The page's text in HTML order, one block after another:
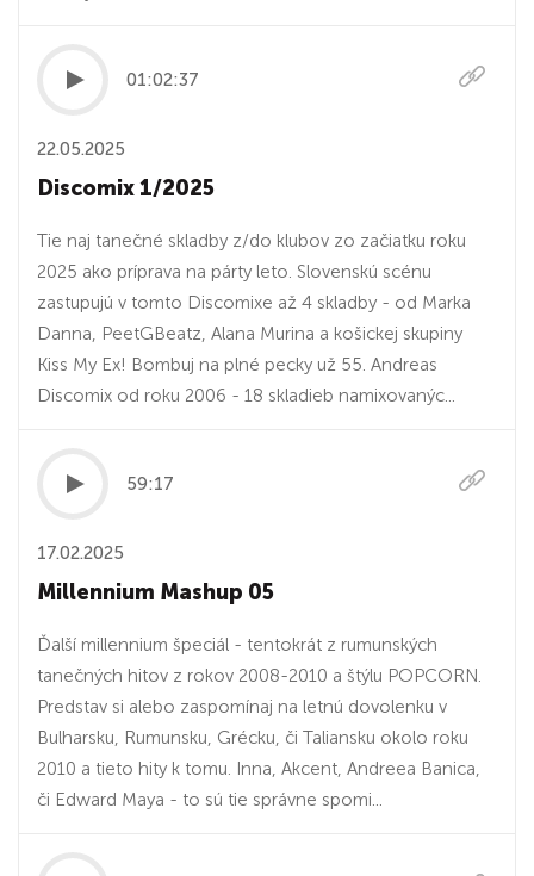
01:02:37
22.05.2025
Discomix 1/2025
Tie naj tanečné skladby z/do klubov zo začiatku roku
2025 ako príprava na párty leto. Slovenskú scénu
zastupujú v tomto Discomixe až 4 skladby - od Marka
Danna, PeetGBeatz, Alana Murina a košickej skupiny
Kiss My Ex! Bombuj na plné pecky už 55. Andreas
Discomix od roku 2006 - 18 skladieb namixovanýc...
59:17
17.02.2025
Millennium Mashup 05
Ďalší millennium špeciál - tentokrát z rumunských
tanečných hitov z rokov 2008-2010 a štýlu POPCORN.
Predstav si alebo zaspomínaj na letnú dovolenku v
Bulharsku, Rumunsku, Grécku, či Taliansku okolo roku
2010 a tieto hity k tomu. Inna, Akcent, Andreea Banica,
či Edward Maya - to sú tie správne spomi...